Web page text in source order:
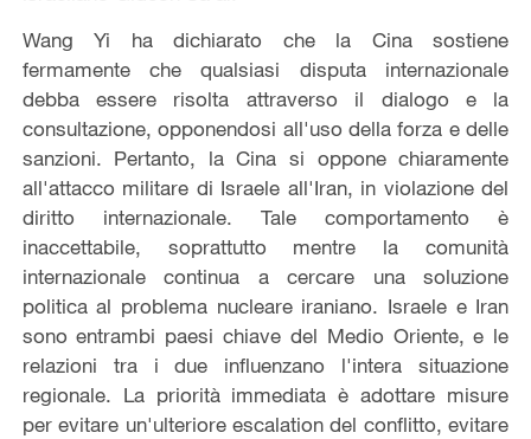
Wang Yi ha dichiarato che la Cina sostiene
fermamente che qualsiasi disputa internazionale
debba essere risolta attraverso il dialogo e la
consultazione, opponendosi all'uso della forza e delle
sanzioni. Pertanto, la Cina si oppone chiaramente
all'attacco militare di Israele all'Iran, in violazione del
diritto internazionale. Tale comportamento è
inaccettabile, soprattutto mentre la comunità
internazionale continua a cercare una soluzione
politica al problema nucleare iraniano. Israele e Iran
sono entrambi paesi chiave del Medio Oriente, e le
relazioni tra i due influenzano l'intera situazione
regionale. La priorità immediata è adottare misure
per evitare un'ulteriore escalation del conflitto, evitare